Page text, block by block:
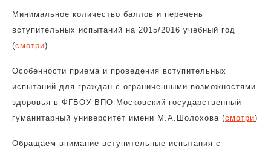
Минимальное количество баллов и перечень
вступительных испытаний на 2015/2016 учебный год
(смотри)
Особенности приема и проведения вступительных
испытаний для граждан с ограниченными возможностями
здоровья в ФГБОУ ВПО Московский государственный
гуманитарный университет имени М.А.Шолохова (смотри)
Обращаем внимание вступительные испытания с